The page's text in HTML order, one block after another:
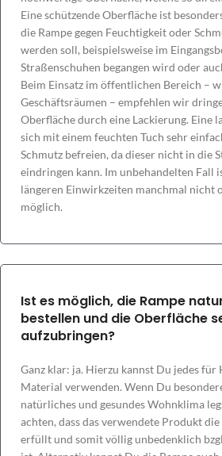
Eine schützende Oberfläche ist
die Rampe gegen Feuchtigkeit oder
werden soll, beispielsweise im
Straßenschuhen begangen wird oder
Beim Einsatz im öffentlichen Bereich –
Geschäftsräumen – empfehlen wir
Oberfläche durch eine Lackierung. Eine
sich mit einem feuchten Tuch sehr
Schmutz befreien, da dieser nicht in die
eindringen kann. Im unbehandelten Fall
längeren Einwirkzeiten manchmal nicht
möglich.
Ist es möglich, die Rampe
bestellen und die Oberfläche
aufzubringen?
Ganz klar: ja. Hierzu kannst Du jedes für
Material verwenden. Wenn Du
natürliches und gesundes Wohnklima
achten, dass das verwendete Produkt
erfüllt und somit völlig unbedenklich